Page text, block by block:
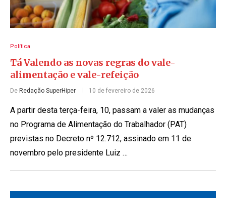
Política
Tá Valendo as novas regras do vale-
alimentação e vale-refeição
De Redação SuperHiper 10 de fevereiro de 2026
A partir desta terça-feira, 10, passam a valer as mudanças
no Programa de Alimentação do Trabalhador (PAT)
previstas no Decreto nº 12.712, assinado em 11 de
novembro pelo presidente Luiz …